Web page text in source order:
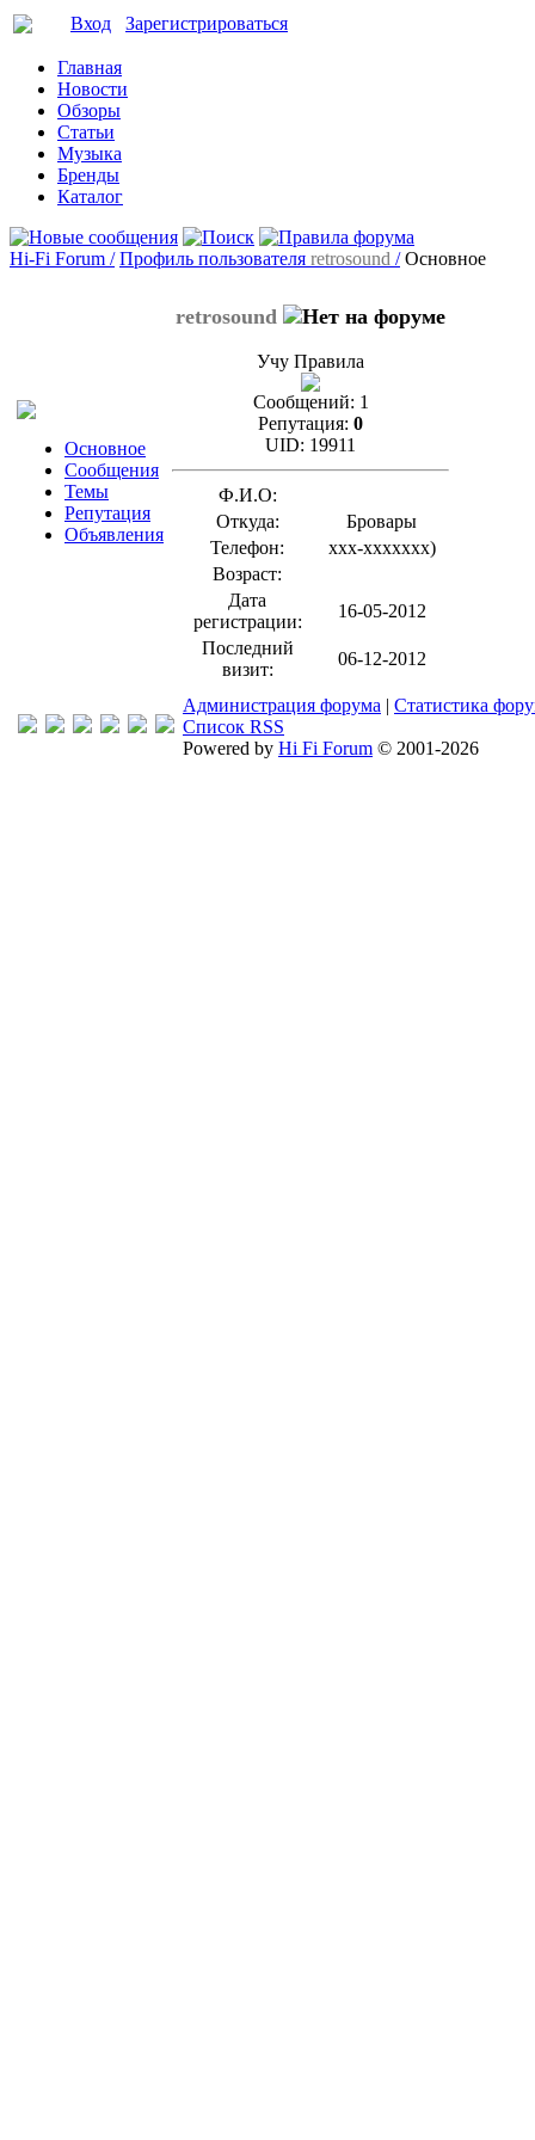
Вход Зарегистрироваться
Главная
Новости
Обзоры
Статьи
Музыка
Бренды
Каталог
Hi-Fi Forum / Профиль пользователя retrosound / Основное
Основное
Сообщения
Темы
Репутация
Объявления
retrosound
Учу Правила
Сообщений: 1
Репутация: 0
UID: 19911
Ф.И.О:
Откуда:
Бровары
Телефон:
xxx-xxxxxxx)
Возраст:
Дата
регистрации:
16-05-2012
Последний
визит:
06-12-2012
Администрация форума | Статистика
Список RSS
Powered by Hi Fi Forum © 2001-2026